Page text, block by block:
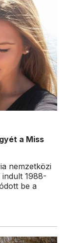
a Miss
nemzetközi
1988-
be a